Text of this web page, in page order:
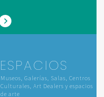
ESPACIOS
Museos, Galerías, Salas, Centros
Culturales, Art Dealers y espacios
de arte